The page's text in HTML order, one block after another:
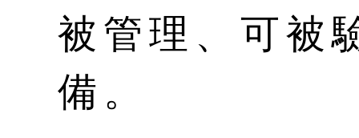
被管理、可被
備。